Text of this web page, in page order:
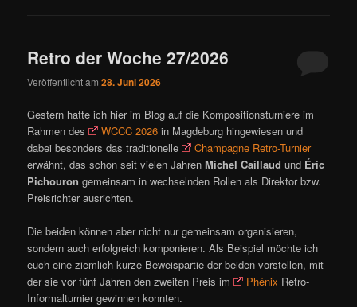
Retro der Woche 27/2026
Veröffentlicht am28. Juni 2026
Gestern hatte ich hier im Blog auf die Kompositionsturniere im
Rahmen des
WCCC 2026 in Magdeburg hingewiesen und
dabei besonders das traditionelle
Champagne Retro-Turnier
erwähnt, das schon seit vielen JahrenMichel Caillaud und Éric
Pichouron gemeinsam in wechselnden Rollen als Direktor bzw.
Preisrichter ausrichten.
Die beiden können aber nicht nur gemeinsam organisieren,
sondern auch erfolgreich komponieren. Als Beispiel möchte ich
euch eine ziemlich kurze Beweispartie der beiden vorstellen, mit
der sie vor fünf Jahren den zweiten Preis im
Phénix Retro-
Informalturnier gewinnen konnten.